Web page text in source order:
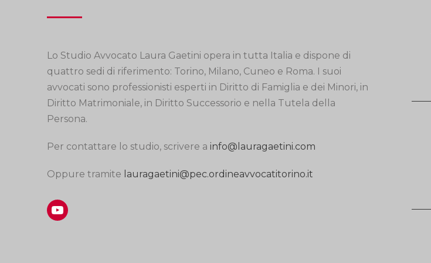
Lo Studio Avvocato Laura Gaetini opera in tutta Italia e dispone di
quattro sedi di riferimento: Torino, Milano, Cuneo e Roma. I suoi
avvocati sono professionisti esperti in Diritto di Famiglia e dei Minori, in
Diritto Matrimoniale, in Diritto Successorio e nella Tutela della
Persona.
Per contattare lo studio, scrivere a info@lauragaetini.com
Oppure tramite lauragaetini@pec.ordineavvocatitorino.it
YouTube